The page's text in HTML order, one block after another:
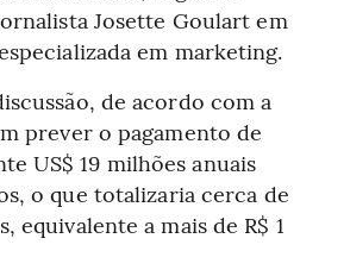
Josette Goulart em
em marketing.
de acordo com a
prever o pagamento de
US$ 19 milhões anuais
o que totalizaria cerca de
equivalente a mais de R$ 1